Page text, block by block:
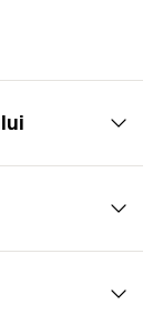
profilelor